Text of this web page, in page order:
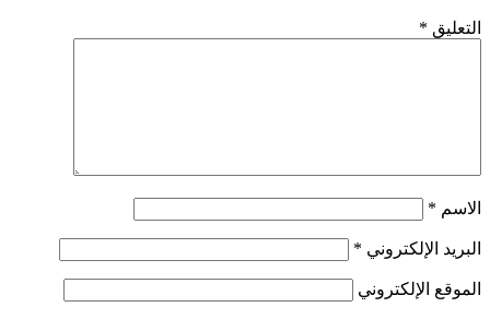
التعليق *
الاسم *
البريد الإلكتروني *
الموقع الإلكتروني